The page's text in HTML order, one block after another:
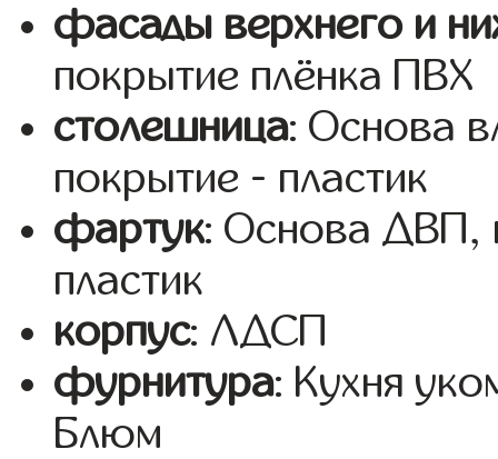
фасады верхнего и
покрытие плёнка ПВХ
столешница: Основа
покрытие - пластик
фартук: Основа ДВП,
пластик
корпус: ЛДСП
фурнитура: Кухня
Блюм